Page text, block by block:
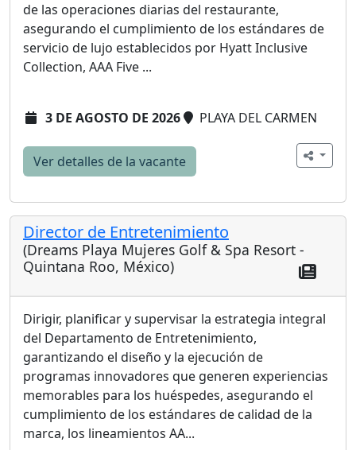
de las operaciones diarias del restaurante,
asegurando el cumplimiento de los estándares de
servicio de lujo establecidos por Hyatt Inclusive
Collection, AAA Five ...
3 DE AGOSTO DE 2026 PLAYA DEL CARMEN
Ver detalles de la vacante
Director de Entretenimiento
(Dreams Playa Mujeres Golf & Spa Resort -
Quintana Roo, México)
Dirigir, planificar y supervisar la estrategia integral
del Departamento de Entretenimiento,
garantizando el diseño y la ejecución de
programas innovadores que generen experiencias
memorables para los huéspedes, asegurando el
cumplimiento de los estándares de calidad de la
marca, los lineamientos AA...